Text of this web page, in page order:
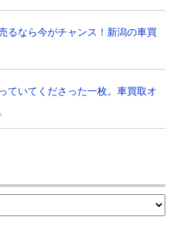
るなら今がチャンス！新潟の車買
ていてくださった一枚。車買取オ